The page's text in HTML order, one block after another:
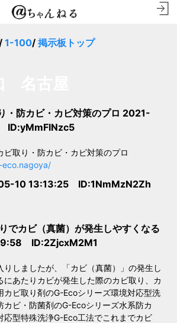
1-100/ 掲示板トップ
・防カビ・カビ対策のプロ 2021-
ビ取り・防カビ・カビ対策のプロ
10 13:13:25 ID:1NmMzN2Zh
でカビ（真菌）が発生しやすくなる
ID:2ZjcxM2M1
りしましたが、「カビ（真菌）」の発生し
にあたりカビが発生した際のカビ取り、カ
カビ取り剤のG-Ecoシリーズ環境対応型洗
カビ・防菌剤のG-Ecoシリーズ水系防カ
応型特殊洗浄G-Eco工法でこれまでカビ